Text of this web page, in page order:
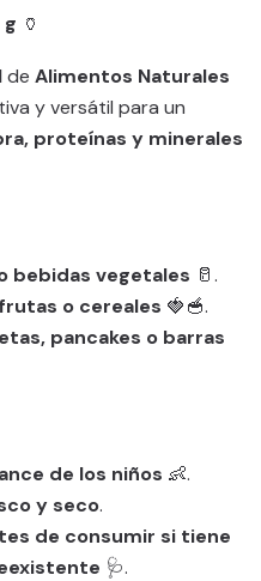
🏺
de Alimentos Naturales
y versátil para un
proteínas y minerales
bebidas vegetales 🥛.
o cereales 🍓🥣.
pancakes o barras
de los niños 👶.
y seco.
de consumir si tiene
🩺.